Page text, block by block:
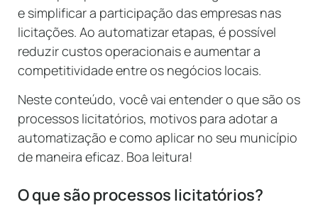
e simplificar a participação das empresas nas
licitações. Ao automatizar etapas, é possível
reduzir custos operacionais e aumentar a
competitividade entre os negócios locais.
Neste conteúdo, você vai entender o que são os
processos licitatórios, motivos para adotar a
automatização e como aplicar no seu município
de maneira eficaz. Boa leitura!
O que são processos licitatórios?